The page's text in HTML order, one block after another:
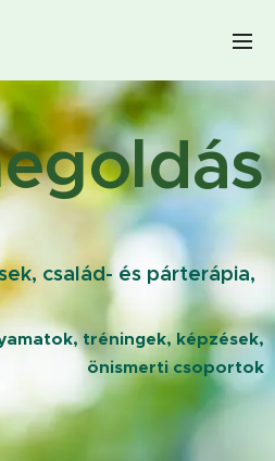
család- és párterápia,
tréningek, képzések,
önismerti csoportok